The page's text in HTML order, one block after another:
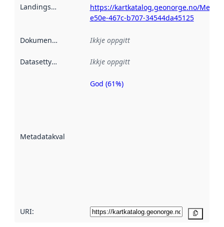
Landingsside
https://kartkatalog.geonorge.no/
e50e-467c-b707-34544da45125
Dokumentasjon Ikkje oppgitt
Datasettype Ikkje oppgitt
Metadatakvalitet
Metadatakvalitet
God (61%)
URI: